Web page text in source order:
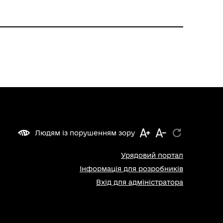
Людям із порушенням зору
Урядовий портал
Інформація для розробників
Вхід для адміністратора